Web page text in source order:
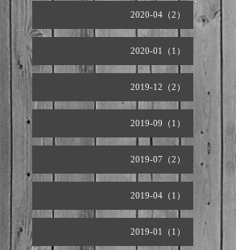
2020-04（2）
2020-01（1）
2019-12（2）
2019-09（1）
2019-07（2）
2019-04（1）
2019-01（1）